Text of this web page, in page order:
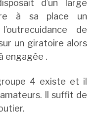
d’un large
à sa place un
de
un giratoire alors
engagée .
4 existe et il
Il suffit de